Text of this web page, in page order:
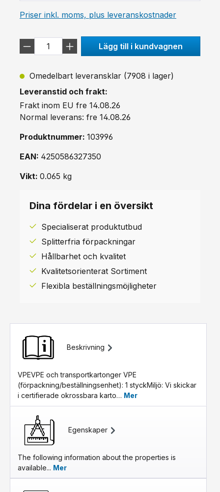
Priser inkl. moms, plus leveranskostnader
Lägg till i kundvagnen
Omedelbart leveransklar (7908 i lager)
Leveranstid och frakt:
Frakt inom EU fre 14.08.26
Normal leverans: fre 14.08.26
Produktnummer: 103996
EAN: 4250586327350
Vikt: 0.065 kg
Dina fördelar i en översikt
Specialiserat produktutbud
Splitterfria förpackningar
Hållbarhet och kvalitet
Kvalitetsorienterat Sortiment
Flexibla beställningsmöjligheter
Beskrivning
VPEVPE och transportkartonger VPE
(förpackning/beställningsenhet): 1 styckMiljö: Vi skickar
i certifierade okrossbara karto… Mer
Egenskaper
The following information about the properties is
available... Mer